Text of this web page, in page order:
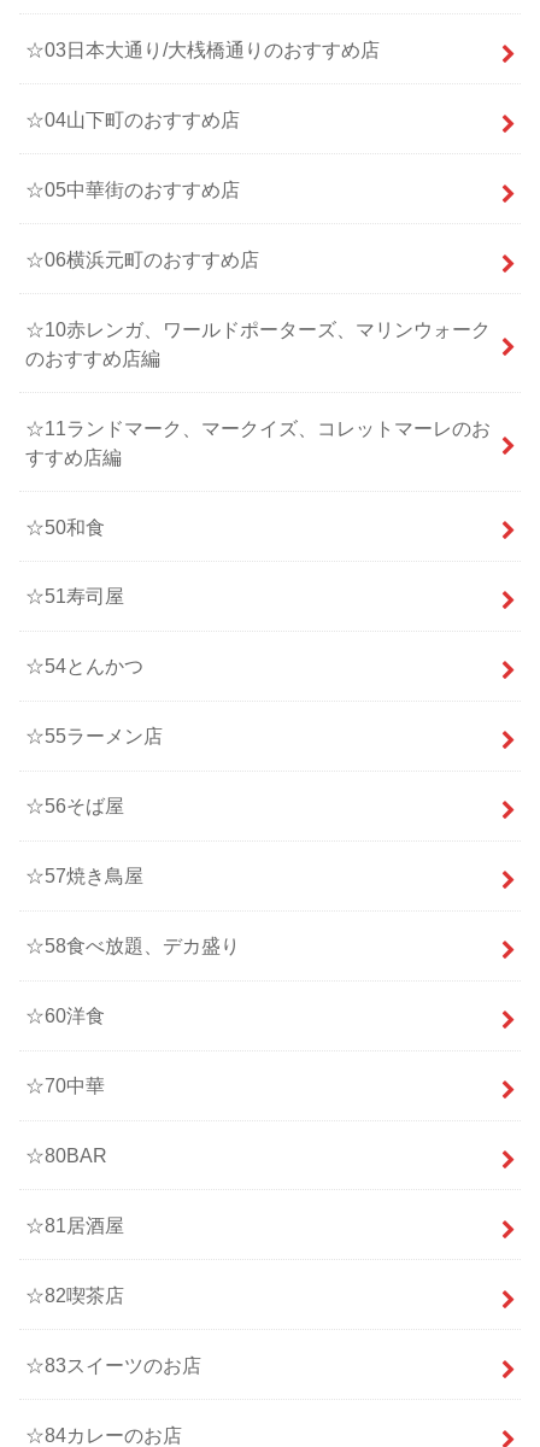
☆03日本大通り/大桟橋通りのおすすめ店
☆04山下町のおすすめ店
☆05中華街のおすすめ店
☆06横浜元町のおすすめ店
☆10赤レンガ、ワールドポーターズ、マリンウォーク
のおすすめ店編
☆11ランドマーク、マークイズ、コレットマーレのお
すすめ店編
☆50和食
☆51寿司屋
☆54とんかつ
☆55ラーメン店
☆56そば屋
☆57焼き鳥屋
☆58食べ放題、デカ盛り
☆60洋食
☆70中華
☆80BAR
☆81居酒屋
☆82喫茶店
☆83スイーツのお店
☆84カレーのお店